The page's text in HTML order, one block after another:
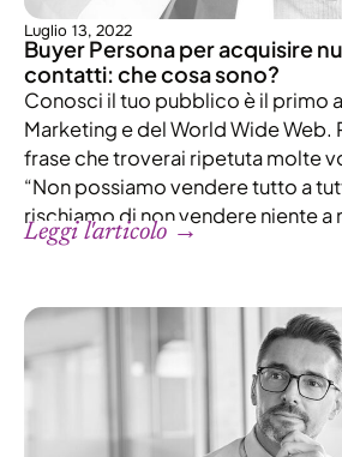
Luglio 13, 2022
Buyer Persona per acquisire
contatti: che cosa sono?
Conosci il tuo pubblico è il primo
Marketing e del World Wide Web.
frase che troverai ripetuta molte
“Non possiamo vendere tutto a
rischiamo di non vendere niente a
Leggi l'articolo →